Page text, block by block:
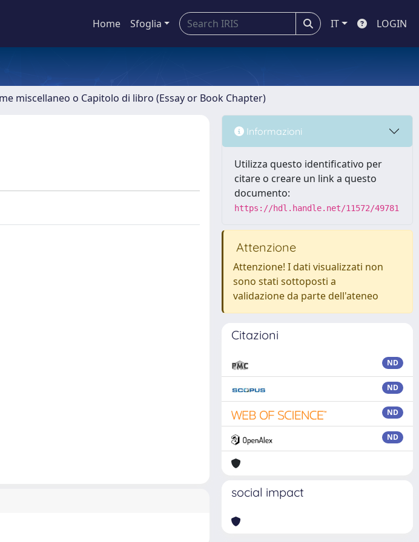
Home Sfoglia IT LOGIN
miscellaneo o Capitolo di libro (Essay or Book Chapter)
Informazioni
Utilizza questo identificativo per
citare o creare un link a questo
documento:
https://hdl.handle.net/11572/49781
Attenzione
Attenzione! I dati visualizzati non
sono stati sottoposti a
validazione da parte dell'ateneo
Citazioni
ND
ND
ND
ND
social impact